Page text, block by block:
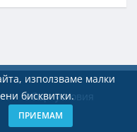
използваме малки
бисквитки.
ПРИЕМАМ
Общи условия